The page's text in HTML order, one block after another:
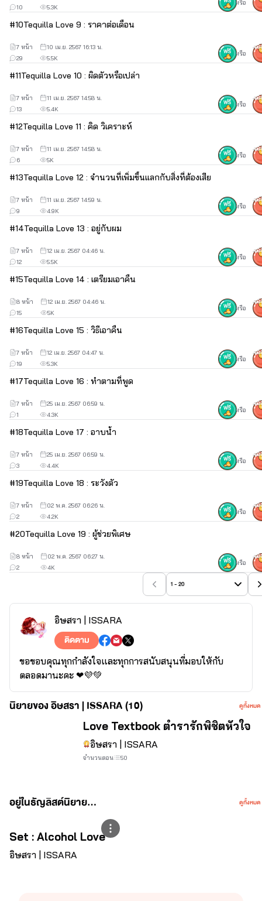
5.3K
10
หรือ
#10Tequilla Love 9 : ราคาต่อเดือน
5.5K
29
7 หน้า
10 เม.ย. 2567 16:13 น.
หรือ
#11Tequilla Love 10 : ผิดตัวหรือเปล่า
5.4K
13
7 หน้า
11 เม.ย. 2567 14:58 น.
หรือ
#12Tequilla Love 11 : คิด วิเคราะห์
5K
6
7 หน้า
11 เม.ย. 2567 14:58 น.
หรือ
#13Tequilla Love 12 : จำนวนที่เพิ่มขึ้นแลกกับสิ่งที่ต้องเสีย
4.9K
9
7 หน้า
11 เม.ย. 2567 14:59 น.
หรือ
#14Tequilla Love 13 : อยู่กับผม
5.5K
12
7 หน้า
12 เม.ย. 2567 04:46 น.
หรือ
#15Tequilla Love 14 : เตรียมเอาคืน
5K
15
8 หน้า
12 เม.ย. 2567 04:46 น.
หรือ
#16Tequilla Love 15 : วิธีเอาคืน
5.3K
19
7 หน้า
12 เม.ย. 2567 04:47 น.
หรือ
#17Tequilla Love 16 : ทำตามที่พูด
4.3K
1
7 หน้า
25 เม.ย. 2567 06:59 น.
หรือ
#18Tequilla Love 17 : อาบน้ำ
4.4K
3
7 หน้า
25 เม.ย. 2567 06:59 น.
หรือ
#19Tequilla Love 18 : ระวังตัว
4.2K
2
7 หน้า
02 พ.ค. 2567 06:26 น.
หรือ
#20Tequilla Love 19 : ผู้ช่วยพิเศษ
4K
2
8 หน้า
02 พ.ค. 2567 06:27 น.
หรือ
1 - 20
อิษสรา | ISSARA
ติดตาม
ขอขอบคุณทุกกำลังใจและทุกการสนับสนุนที่มอบให้กับ
ตลอดมานะคะ ❤💜💚
นิยายของ อิษสรา | ISSARA (10) ดูทั้งหมด
Love Textbook ตำรารักพิชิตหัวใจ
อิษสรา | ISSARA
จำนวนตอน 50
อยู่ในธัญลิสต์นิยาย... ดูทั้งหมด
Set : Alcohol Love
อิษสรา | ISSARA